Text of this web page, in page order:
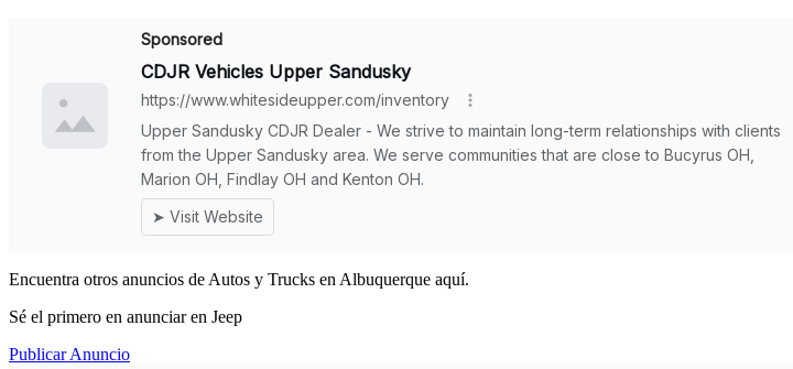
Encuentra otros anuncios de Autos y Trucks en Albuquerque aquí.
Sé el primero en anunciar en Jeep
Publicar Anuncio